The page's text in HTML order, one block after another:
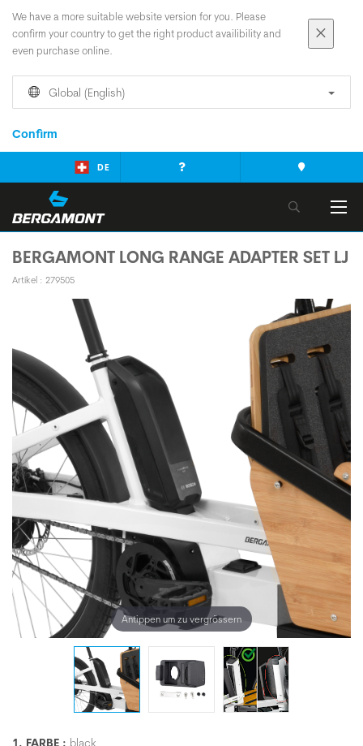
We have a more suitable website version for you. Please
confirm your country to get the right product availibility and
even purchase online.
Global (English)
Confirm
DE
BERGAMONT LONG RANGE ADAPTER SET LJ
Artikel : 279505
Antippen um zu vergrössern
1. FARBE : black